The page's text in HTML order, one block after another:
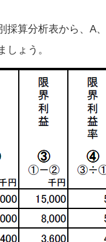
採算分析表から、A
しょう。